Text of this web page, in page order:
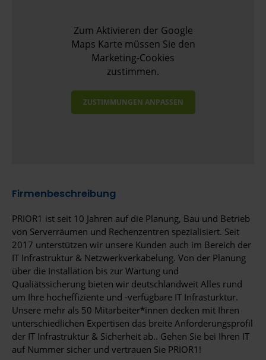
Zum Aktivieren der Google
Maps Karte müssen Sie den
Marketing-Cookies
zustimmen.
ZUSTIMMUNGEN ANPASSEN
Firmenbeschreibung
PRIOR1 ist seit 10 Jahren auf die Planung, Bau und Betrieb
von Serverräumen und Rechenzentren spezialisiert. Seit
2017 unterstützen wir unsere Kunden auch im Bereich der
IT Infrastruktur & Netzwerkverkabelung. Von der Planung
über die Installation bis zur Wartung und
Qualiätssicherung bieten wir deutschlandweit Alles rund
um Ihre hocheffiziente und -verfügbare IT Infrasturktur.
Unsere mehr als 50 Mitarbeiter*innen decken mit Ihren
unterschiedlichen Expertisen das breite Anforderungsprofil
der IT Infrastruktur & Sicherheit ab.. Gehen Sie bei Ihren IT
auf Nummer sicher und vertrauen Sie PRIOR1!